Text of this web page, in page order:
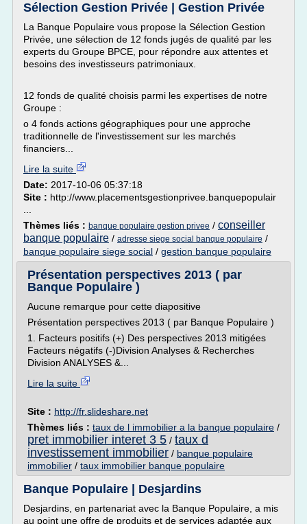
Sélection Gestion Privée | Gestion Privée
La Banque Populaire vous propose la Sélection Gestion
Privée, une sélection de 12 fonds jugés de qualité par les
experts du Groupe BPCE, pour répondre aux attentes et
besoins des investisseurs patrimoniaux.
12 fonds de qualité choisis parmi les expertises de notre
Groupe :
o 4 fonds actions géographiques pour une approche
traditionnelle de l'investissement sur les marchés
financiers...
Lire la suite
Date: 2017-10-06 05:37:18
Site : http://www.placementsgestionprivee.banquepopulair
Thèmes liés : banque populaire gestion privee / conseiller
banque populaire / adresse siege social banque populaire /
banque populaire siege social / gestion banque populaire
Présentation perspectives 2013 ( par
Banque Populaire )
Aucune remarque pour cette diapositive
Présentation perspectives 2013 ( par Banque Populaire )
1. Facteurs positifs (+) Des perspectives 2013 mitigées
Facteurs négatifs (-)Division Analyses & Recherches
Division ANALYSES &...
Lire la suite
Site : http://fr.slideshare.net
Thèmes liés : taux de l immobilier a la banque populaire /
pret immobilier interet 3 5 / taux d
investissement immobilier / banque populaire
immobilier / taux immobilier banque populaire
Banque Populaire | Desjardins
Desjardins, en partenariat avec la Banque Populaire, a mis
au point une offre de produits et de services adaptée aux